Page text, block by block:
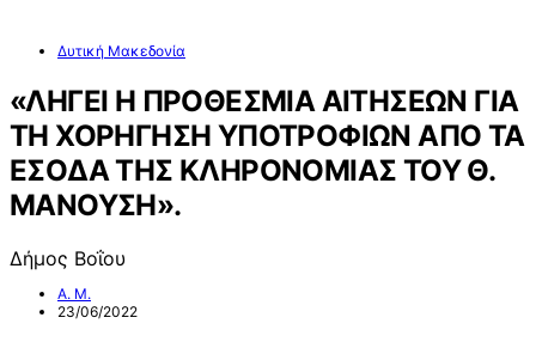
Δυτική Μακεδονία
«ΛΗΓΕΙ Η ΠΡΟΘΕΣΜΙΑ ΑΙΤΗΣΕΩΝ ΓΙΑ
ΤΗ ΧΟΡΗΓΗΣΗ ΥΠΟΤΡΟΦΙΩΝ ΑΠΟ ΤΑ
ΕΣΟΔΑ ΤΗΣ ΚΛΗΡΟΝΟΜΙΑΣ ΤΟΥ Θ.
ΜΑΝΟΥΣΗ».
Δήμος Βοΐου
Α. Μ.
23/06/2022